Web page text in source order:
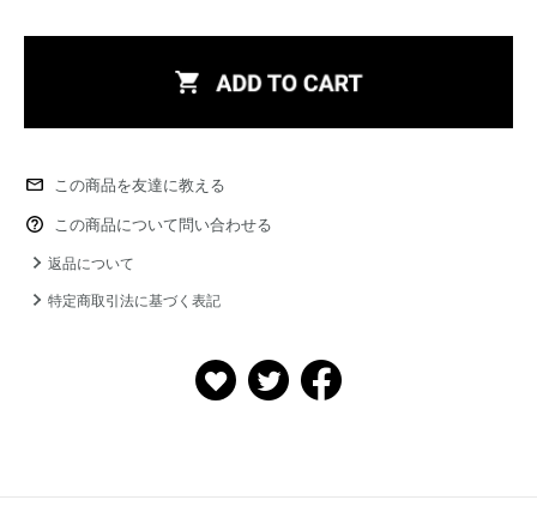
この商品を友達に教える
この商品について問い合わせる
返品について
特定商取引法に基づく表記